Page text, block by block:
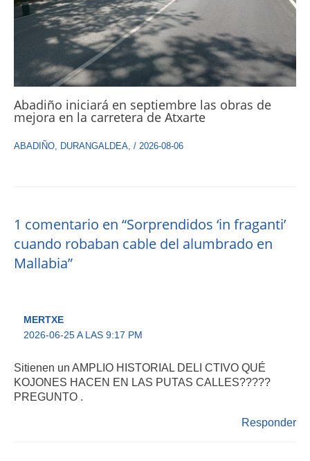
Abadiño iniciará en septiembre las obras de
mejora en la carretera de Atxarte
ABADIÑO, DURANGALDEA, / 2026-08-06
1 comentario en “Sorprendidos ‘in fraganti’
cuando robaban cable del alumbrado en
Mallabia”
MERTXE
2026-06-25 A LAS 9:17 PM
Sitienen un AMPLIO HISTORIAL DELI CTIVO QUÉ
KOJONES HACEN EN LAS PUTAS CALLES?????
PREGUNTO .
Responder